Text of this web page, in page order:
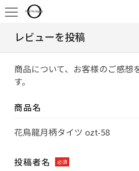
レビューを投稿
商品について、お客様のご感想
す。
商品名
花鳥龍月柄タイツ ozt-58
投稿者名 必須